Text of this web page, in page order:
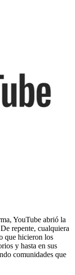
YouTube abrió la
repente, cualquiera
que hicieron los
y hasta en sus
comunidades que